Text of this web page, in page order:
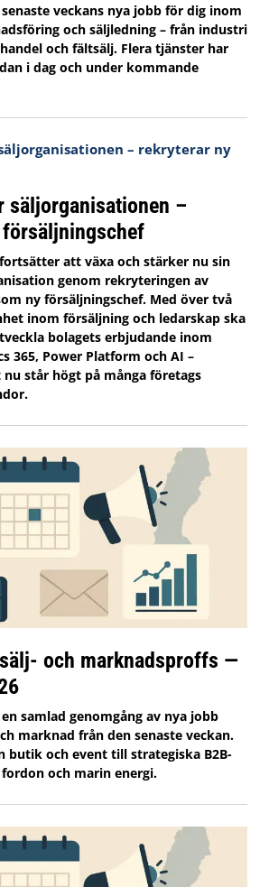
veckans nya jobb för dig inom
och säljledning – från industri
och fältsälj. Flera tjänster har
i dag och under kommande
säljorganisationen –
fortsätter att växa och stärker nu sin
genom rekryteringen av
ny försäljningschef. Med över två
inom försäljning och ledarskap ska
bolagets erbjudande inom
365, Power Platform och AI –
står högt på många företags
och marknadsproffs —
samlad genomgång av nya jobb
marknad från den senaste veckan.
butik och event till strategiska B2B-
och marin energi.